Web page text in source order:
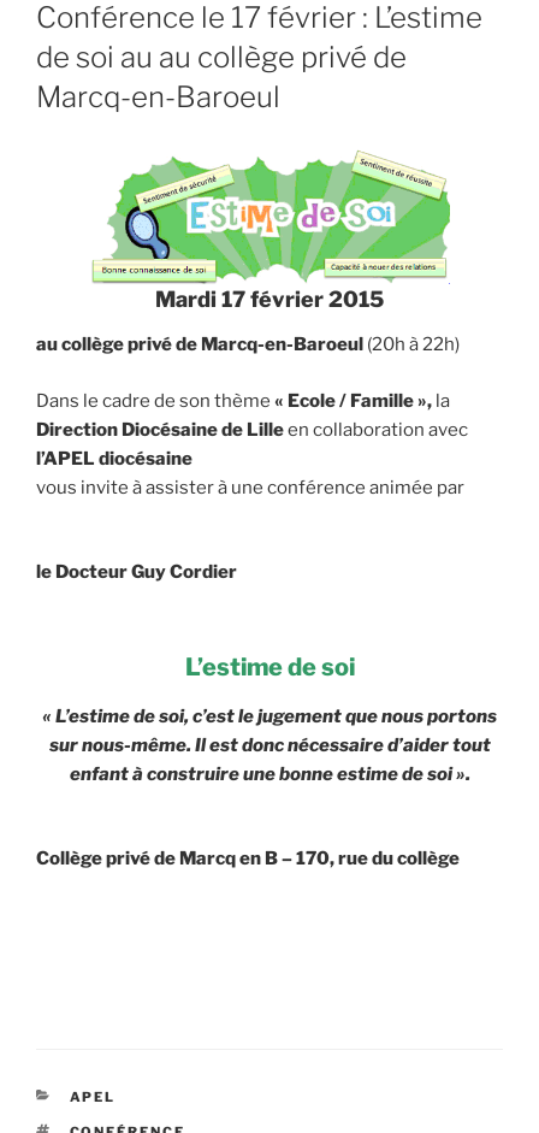
LE
Conférence le 17 février : L’estime
de soi au au collège privé de
Marcq-en-Baroeul
Mardi 17 février 2015
au collège privé de Marcq-en-Baroeul (20h à 22h)
Dans le cadre de son thème « Ecole / Famille », la
Direction Diocésainede Lilleen collaboration avec
l’APEL diocésaine
vous invite à assister à une conférence animée par
le Docteur Guy Cordier
L’estime de soi
« L’estime de soi, c’est le jugement que nous portons
sur nous-même. Il est donc nécessaire d’aider tout
enfant à construire une bonne estime de soi ».
Collège privé de Marcq en B – 170, rue du collège
CATÉGORIES
APEL